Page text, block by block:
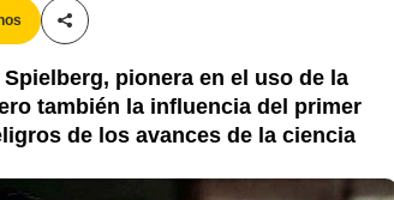
Compartir esta noticia
pionera en el uso de la
también la influencia del primer
de los avances de la ciencia